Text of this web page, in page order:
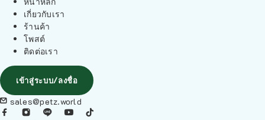
เกี่ยวกับเรา
ร้านค้า
โพสต์
ติดต่อเรา
เข้าสู่ระบบ/ลงชื่อ
sales@petz.world